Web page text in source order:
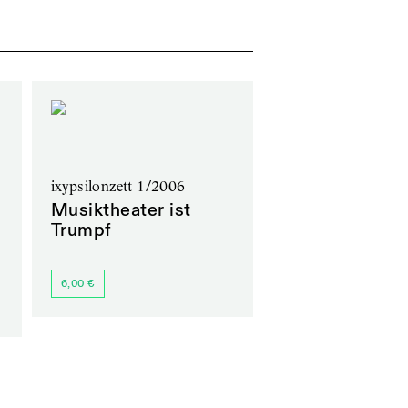
ixypsilonzett 1/2006
Musiktheater ist
Trumpf
6,00 €